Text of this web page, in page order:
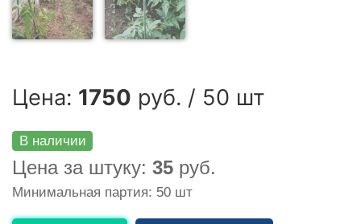
Цена: 1750 руб. / 50 шт
В наличии
Цена за штуку: 35 руб.
Минимальная партия: 50 шт